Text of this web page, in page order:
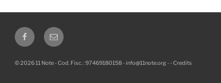
FacebookEmail
© 2026 11 Note - Cod. Fisc. : 97469180158 -info@11note.org - -Credits